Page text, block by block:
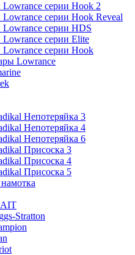
серии Hook 2
серии Hook Reveal
серии HDS
серии Elite
серии Hook
Lowrance
Непотеряйка 3
Непотеряйка 4
Непотеряйка 6
Присоска 3
Присоска 4
Присоска 5
Stratton